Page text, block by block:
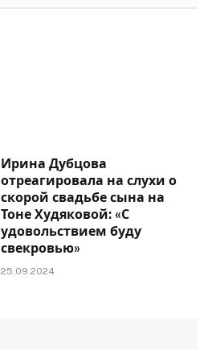
Ирина Дубцова
отреагировала на слухи о
скорой свадьбе сына на
Тоне Худяковой: «С
удовольствием буду
свекровью»
25.09.2024